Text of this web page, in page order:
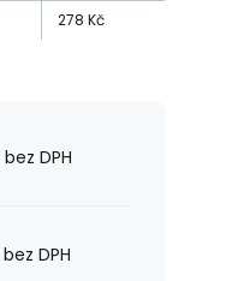
278 Kč
bez DPH
bez DPH